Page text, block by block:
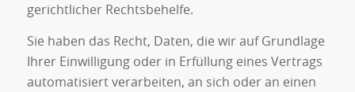
gerichtlicher Rechtsbehelfe.
Sie haben das Recht, Daten, die wir auf Grundlage
Ihrer Einwilligung oder in Erfüllung eines Vertrags
automatisiert verarbeiten, an sich oder an einen